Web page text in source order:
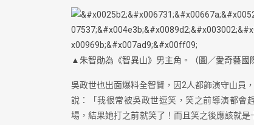
▲朱智勛為《智異山》男主角。（圖／愛奇藝國
吳政世也出面爆料全智賢，因2人都飾演守山員
說：「我很常被吳政世逗笑，笑之前導演都會
場，結果她打之前就笑了！而且笑之後應該就